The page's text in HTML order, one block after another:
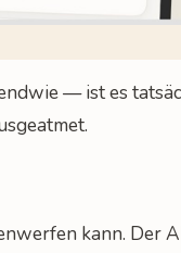
— ist es
kann. Der